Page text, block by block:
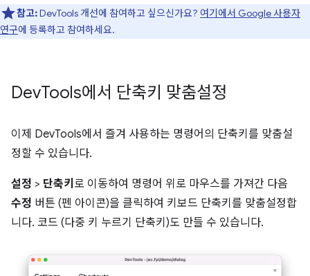
참고:DevTools 개선에 참여하고 싶으신가요? 여기에서 Google 사용자
연구에 등록하고 참여하세요.
DevTools에서 단축키 맞춤설정
이제 DevTools에서 즐겨 사용하는 명령어의 단축키를 맞춤설
정할 수 있습니다.
설정 > 단축키 로 이동하여 명령어 위로 마우스를 가져간 다음
수정 버튼 (펜 아이콘)을 클릭하여 키보드 단축키를 맞춤설정합
니다. 코드 (다중 키 누르기 단축키)도 만들 수 있습니다.